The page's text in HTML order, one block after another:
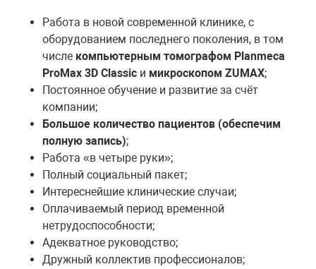
Работа в новой современной клинике, с
оборудованием последнего поколения, в том
числе компьютерным томографом Planmeca
ProMax 3D Classic и микроскопом ZUMAX;
Постоянное обучение и развитие за счёт
компании;
Большое количество пациентов (обеспечим
полную запись);
Работа «в четыре руки»;
Полный социальный пакет;
Интереснейшие клинические случаи;
Оплачиваемый период временной
нетрудоспособности;
Адекватное руководство;
Дружный коллектив профессионалов;